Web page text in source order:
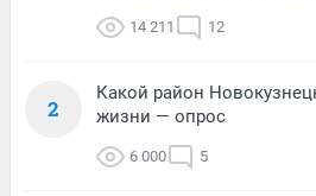
14 211 12
2
Какой район
жизни — опрос
6 000 5